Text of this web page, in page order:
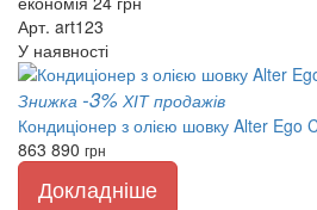
Арт. art123
У наявності
Знижка -3% ХІТ продажів
Кондиціонер з олією шовку Alter Ego
863 890 грн
Докладніше